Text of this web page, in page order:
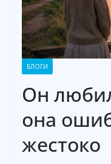
БЛОГИ
Он
она
жестоко